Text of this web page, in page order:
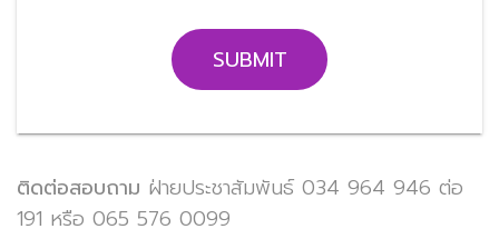
SUBMIT
ติดต่อสอบถาม ฝ่ายประชาสัมพันธ์ 034 964 946 ต่อ
191 หรือ 065 576 0099